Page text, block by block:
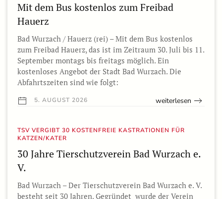
Mit dem Bus kostenlos zum Freibad
Hauerz
Bad Wurzach / Hauerz (rei) – Mit dem Bus kostenlos
zum Freibad Hauerz, das ist im Zeitraum 30. Juli bis 11.
September montags bis freitags möglich. Ein
kostenloses Angebot der Stadt Bad Wurzach. Die
Abfahrtszeiten sind wie folgt:
5. AUGUST 2026 weiterlesen
TSV VERGIBT 30 KOSTENFREIE KASTRATIONEN FÜR
KATZEN/KATER
30 Jahre Tierschutzverein Bad Wurzach e.
V.
Bad Wurzach – Der Tierschutzverein Bad Wurzach e. V.
besteht seit 30 Jahren. Gegründet wurde der Verein